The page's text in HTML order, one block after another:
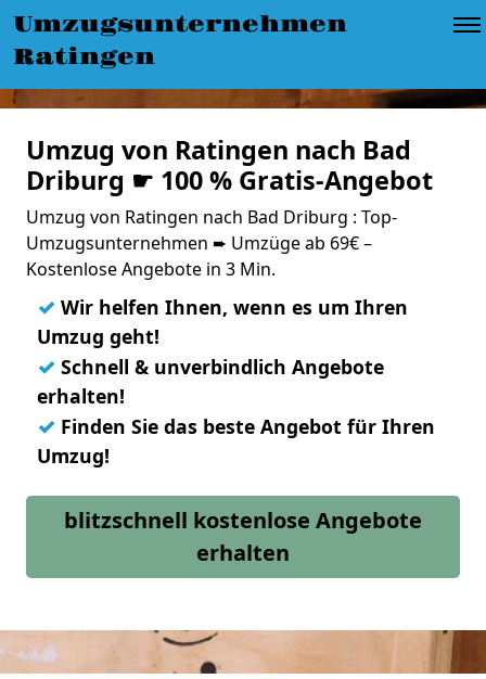
Umzugsunternehmen
Ratingen
Umzug von Ratingen nach Bad
Driburg ☛ 100 % Gratis-Angebot
Umzug von Ratingen nach Bad Driburg : Top-
Umzugsunternehmen ➨ Umzüge ab 69€ –
Kostenlose Angebote in 3 Min.
✓ Wir helfen Ihnen, wenn es um Ihren
Umzug geht!
✓ Schnell & unverbindlich Angebote
erhalten!
✓ Finden Sie das beste Angebot für Ihren
Umzug!
blitzschnell kostenlose Angebote
erhalten